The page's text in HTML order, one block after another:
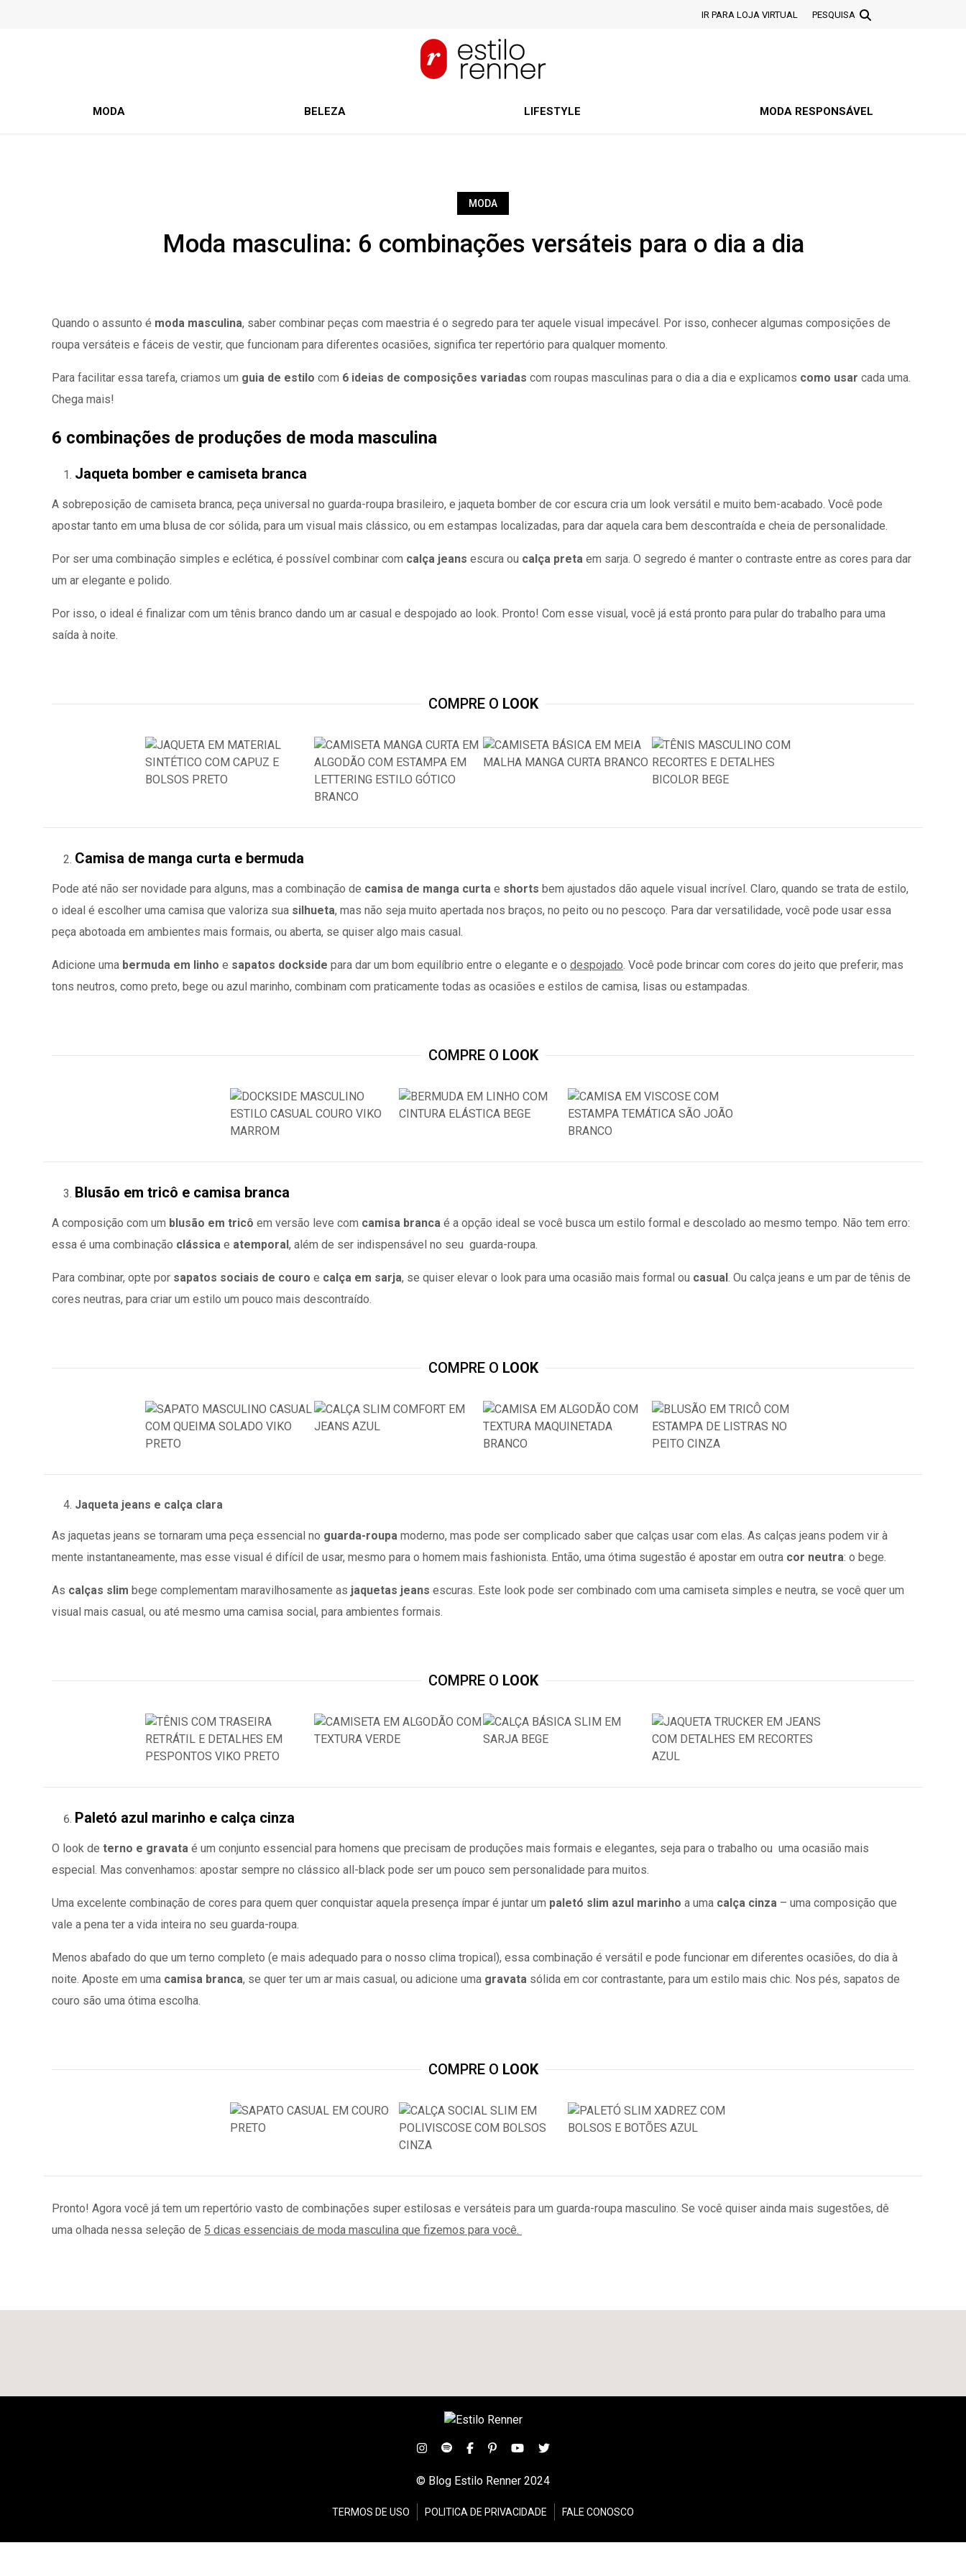
IR PARA LOJA VIRTUAL PESQUISA
MODA BELEZA LIFESTYLE MODA RESPONSÁVEL
MODA
Moda masculina: 6 combinações versáteis para o dia a dia
Quando o assunto é moda masculina, saber combinar peças com maestria é o segredo para ter aquele visual impecável. Por isso, conhecer algumas composições de
roupa versáteis e fáceis de vestir, que funcionam para diferentes ocasiões, significa ter repertório para qualquer momento.
Para facilitar essa tarefa, criamos um guia de estilo com 6 ideias de composições variadas com roupas masculinas para o dia a dia e explicamos como usar cada uma.
Chega mais!
6 combinações de produções de moda masculina
Jaqueta bomber e camiseta branca
A sobreposição de camiseta branca, peça universal no guarda-roupa brasileiro, e jaqueta bomber de cor escura cria um look versátil e muito bem-acabado. Você pode
apostar tanto em uma blusa de cor sólida, para um visual mais clássico, ou em estampas localizadas, para dar aquela cara bem descontraída e cheia de personalidade.
Por ser uma combinação simples e eclética, é possível combinar com calça jeans escura ou calça preta em sarja. O segredo é manter o contraste entre as cores para dar
um ar elegante e polido.
Por isso, o ideal é finalizar com um tênis branco dando um ar casual e despojado ao look. Pronto! Com esse visual, você já está pronto para pular do trabalho para uma
saída à noite.
COMPRE O LOOK
Camisa de manga curta e bermuda
Pode até não ser novidade para alguns, mas a combinação de camisa de manga curta e shorts bem ajustados dão aquele visual incrível. Claro, quando se trata de estilo,
o ideal é escolher uma camisa que valoriza sua silhueta, mas não seja muito apertada nos braços, no peito ou no pescoço. Para dar versatilidade, você pode usar essa
peça abotoada em ambientes mais formais, ou aberta, se quiser algo mais casual.
Adicione uma bermuda em linho e sapatos dockside para dar um bom equilíbrio entre o elegante e o despojado. Você pode brincar com cores do jeito que preferir, mas
tons neutros, como preto, bege ou azul marinho, combinam com praticamente todas as ocasiões e estilos de camisa, lisas ou estampadas.
COMPRE O LOOK
Blusão em tricô e camisa branca
A composição com um blusão em tricô em versão leve com camisa branca é a opção ideal se você busca um estilo formal e descolado ao mesmo tempo. Não tem erro:
essa é uma combinação clássica e atemporal, além de ser indispensável no seu guarda-roupa.
Para combinar, opte por sapatos sociais de couro e calça em sarja, se quiser elevar o look para uma ocasião mais formal ou casual. Ou calça jeans e um par de tênis de
cores neutras, para criar um estilo um pouco mais descontraído.
COMPRE O LOOK
Jaqueta jeans e calça clara
As jaquetas jeans se tornaram uma peça essencial no guarda-roupa moderno, mas pode ser complicado saber que calças usar com elas. As calças jeans podem vir à
mente instantaneamente, mas esse visual é difícil de usar, mesmo para o homem mais fashionista. Então, uma ótima sugestão é apostar em outra cor neutra: o bege.
As calças slim bege complementam maravilhosamente as jaquetas jeans escuras. Este look pode ser combinado com uma camiseta simples e neutra, se você quer um
visual mais casual, ou até mesmo uma camisa social, para ambientes formais.
COMPRE O LOOK
Paletó azul marinho e calça cinza
O look de terno e gravata é um conjunto essencial para homens que precisam de produções mais formais e elegantes, seja para o trabalho ou uma ocasião mais
especial. Mas convenhamos: apostar sempre no clássico all-black pode ser um pouco sem personalidade para muitos.
Uma excelente combinação de cores para quem quer conquistar aquela presença ímpar é juntar um paletó slim azul marinho a uma calça cinza – uma composição que
vale a pena ter a vida inteira no seu guarda-roupa.
Menos abafado do que um terno completo (e mais adequado para o nosso clima tropical), essa combinação é versátil e pode funcionar em diferentes ocasiões, do dia à
noite. Aposte em uma camisa branca, se quer ter um ar mais casual, ou adicione uma gravata sólida em cor contrastante, para um estilo mais chic. Nos pés, sapatos de
couro são uma ótima escolha.
COMPRE O LOOK
Pronto! Agora você já tem um repertório vasto de combinações super estilosas e versáteis para um guarda-roupa masculino. Se você quiser ainda mais sugestões, dê
uma olhada nessa seleção de 5 dicas essenciais de moda masculina que fizemos para você.
© Blog Estilo Renner 2024
TERMOS DE USO POLITICA DE PRIVACIDADE FALE CONOSCO